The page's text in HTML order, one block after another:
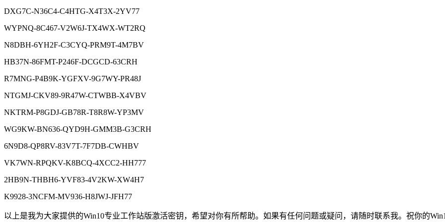
DXG7C-N36C4-C4HTG-X4T3X-2YV77
WYPNQ-8C467-V2W6J-TX4WX-WT2RQ
N8DBH-6YH2F-C3CYQ-PRM9T-4M7BV
HB37N-86FMT-P246F-DCGCD-63CRH
R7MNG-P4B9K-YGFXV-9G7WY-PR48J
NTGMJ-CKV89-9R47W-CTWBB-X4VBV
NKTRM-P8GDJ-GB78R-T8R8W-YP3MV
WG9KW-BN636-QYD9H-GMM3B-G3CRH
6N9D8-QP8RV-83V7T-7F7DB-CWHBV
VK7WN-RPQKV-K8BCQ-4XCC2-HH777
2HB9N-THBH6-YVF83-4V2KW-XW4H7
K9928-3NCFM-MV936-H8JWJ-JFH77
以上是我为大家提供的Win10专业工作站版激活密钥，希望对你有所帮助。如果有任何问题或疑问，请随时联系我。祝你的